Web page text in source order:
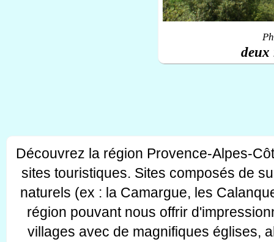
deux
Découvrez la région Provence-Alpes-
sites touristiques. Sites composés de
naturels (ex : la Camargue, les
région pouvant nous offrir
villages avec de magnifiques églises,